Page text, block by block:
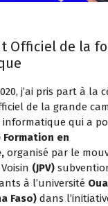
Officiel de la
j’ai pris part à la
de la grande
qui a
en
organisé par le
(JPV)
à l’université
Faso) dans